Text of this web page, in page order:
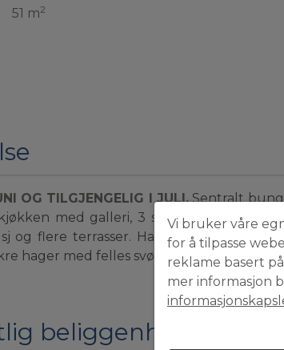
51 m2
OG TILGJENGELIG I JULI.Sentralt
kjøkken med galleri, 3 soverom, ett
og flere terrasser. Har sentralvarme og
hager med felles svømmebasseng.
beliggenhet
Vi bruker våre
for å tilpasse
reklame basert
mer informasjon